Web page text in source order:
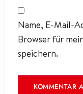
Name, E-Mail-
Browser für
speichern.